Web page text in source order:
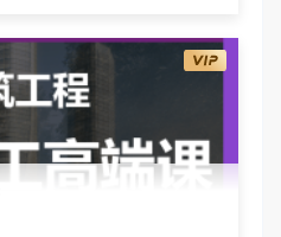
培训视频教程